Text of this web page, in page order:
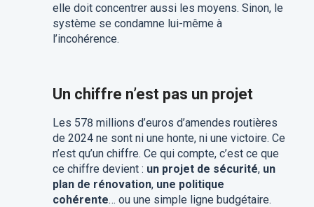
elle doit concentrer aussi les moyens. Sinon, le
système se condamne lui-même à
l’incohérence.
Un chiffre n’est pas un projet
Les 578 millions d’euros d’amendes routières
de 2024 ne sont ni une honte, ni une victoire. Ce
n’est qu’un chiffre. Ce qui compte, c’est ce que
ce chiffre devient : un projet de sécurité, un
plan de rénovation, une politique
cohérente… ou une simple ligne budgétaire.